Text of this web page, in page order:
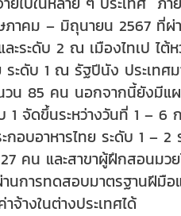
ภาคม – มิถุนายน 2567 ที่
ะระดับ 2 ณ เมืองไทเป ไ
ะดับ 1 ณ รัฐปีนัง ประเท
วน 85 คน นอกจากนี้ยังมี
1 จัดขึ้นระหว่างวันที่ 1 –
กอบอาหารไทย ระดับ 1 –
คน และสาขาผู้ฝึกสอนมว
นการทดสอบมาตรฐานฝีมื
จ้างในต่างประเทศได้